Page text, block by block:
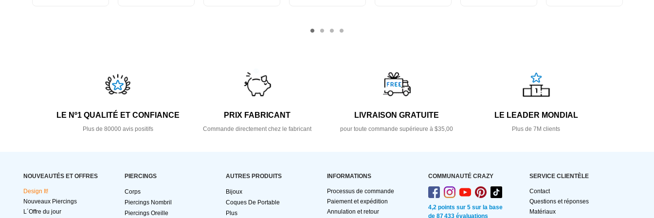
LE Nº1 QUALITÉ ET CONFIANCE
Plus de 80000 avis positifs
PRIX FABRICANT
Commande directement chez le fabricant
LIVRAISON GRATUITE
pour toute commande supérieure à $35,00
LE LEADER MONDIAL
Plus de 7M clients
NOUVEAUTÉS ET OFFRES
Design It!
Nouveaux Piercings
L´Offre du jour
PIERCINGS
Corps
Piercings Nombril
Piercings Oreille
AUTRES PRODUITS
Bijoux
Coques De Portable
Plus
INFORMATIONS
Processus de commande
Paiement et expédition
Annulation et retour
COMMUNAUTÉ CRAZY
4,2 points sur 5 sur la base
de 87 433 évaluations
SERVICE CLIENTÈLE
Contact
Questions et réponses
Matériaux